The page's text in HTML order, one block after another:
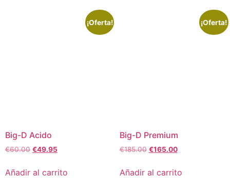
¡Oferta!
Big-D Acido
€60.00 €49.95
Añadir al carrito
¡Oferta!
Big-D Premium
€185.00 €165.00
Añadir al carrito